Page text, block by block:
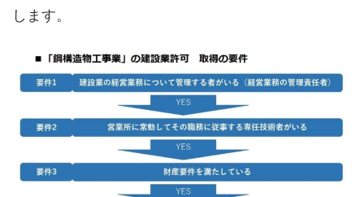
します。